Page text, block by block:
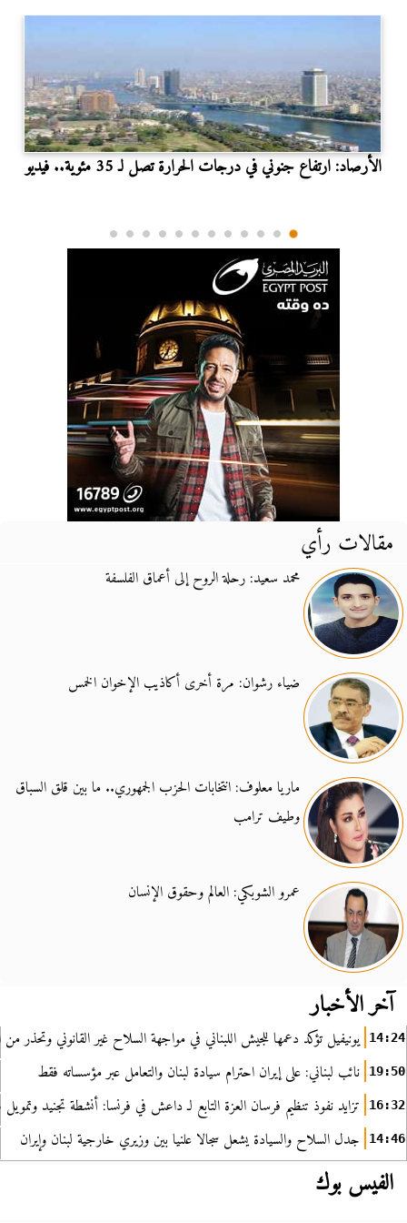
الأرصاد: ارتفاع جنوني في درجات الحرارة تصل لـ 35 مئوية.. فيديو
مقالات رأي
محمد سعيد: رحلة الروح إلى أعماق الفلسفة
ضياء رشوان: مرة أخرى أكاذيب الإخوان الخمس
ماريا معلوف: انتخابات الحزب الجمهوري.. ما بين قلق السباق
وطيف ترامب
عمرو الشوبكي: العالم وحقوق الإنسان
آخر الأخبار
14:24 يونيفيل تؤكد دعمها للجيش اللبناني في مواجهة السلاح غير القانوني وتحذر من
19:50 نائب لبناني: على إيران احترام سيادة لبنان والتعامل عبر مؤسساته فقط
16:32 تزايد نفوذ تنظيم فرسان العزة التابع لـ داعش في فرنسا: أنشطة تجنيد
14:46 جدل السلاح والسيادة يشعل سجالا علنيا بين وزيري خارجية لبنان وإيران
الفيس بوك